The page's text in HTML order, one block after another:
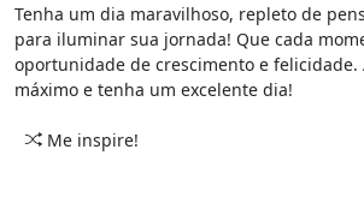
Tenha um dia maravilhoso, repleto de
para iluminar sua jornada! Que cada
oportunidade de crescimento e felicidade.
máximo e tenha um excelente dia!
Me inspire!